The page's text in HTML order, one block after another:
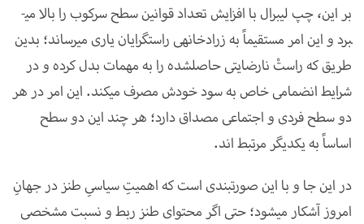
بر این، چپ لیبرال با افزایش تعداد قوانین سطح سرکوب را بالا می­
برد و این امر مستقیماً به زرادخانه­ی راست­گرایان یاری می­رساند؛ بدین
طریق که راستْ نارضایتی حاصل­شده را به مهمات بدل کرده و در
شرایط انضمامی خاص به سود خودش مصرف می­کند. این امر در هر
دو سطح فردی و اجتماعی مصداق دارد؛ هر چند این دو سطح
اساساً به یک­دیگر مرتبط اند.
در این جا و با این صورت­بندی است که اهمیتِ سیاسیِ طنز در جهانِ
امروز آشکار می­شود؛ حتی اگر محتوای طنز ربط و نسبت مشخصی